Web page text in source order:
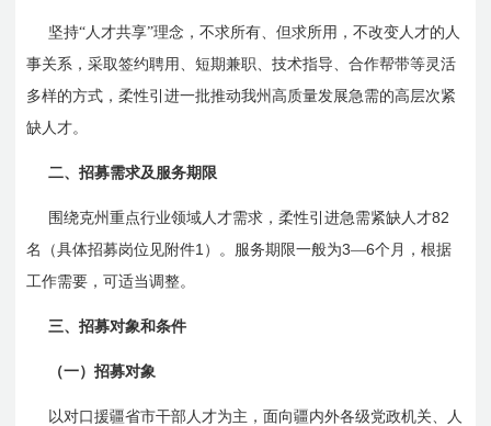
坚持“人才共享”理念，不求所有、但求所用，不改变人才的人
事关系，采取签约聘用、短期兼职、技术指导、合作帮带等灵活
多样的方式，柔性引进一批推动我州高质量发展急需的高层次紧
缺人才。
二、招募需求及服务期限
围绕克州重点行业领域人才需求，柔性引进急需紧缺人才82
名（具体招募岗位见附件1 ）。服务期限一般为3—6个月，根据
工作需要，可适当调整。
三、招募对象和条件
（一）招募对象
以对口援疆省市干部人才为主，面向疆内外各级党政机关、人